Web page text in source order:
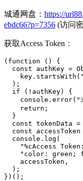
城通网盘： https://
ebdc66?p=7356 (访问
获取Access Token：
(function () {
const authKey =
  );
  if (!authKey) {
console.error("
    return;
  }
const tokenData
const
  console.log(
"%cAccess
"color: green;
    accessToken,
  );
})();